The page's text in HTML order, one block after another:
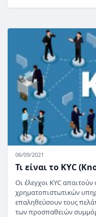
06/09/2021
Τι είναι το KYC
Οι έλεγχοι KYC
χρηματοπιστωτικών
επαληθεύσουν τους
των προσπαθειών